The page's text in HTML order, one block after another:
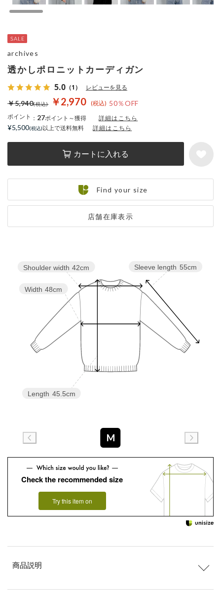
透かしポロニットカーディガン
5.0 （1） レビューを見る
￥2,970 50％OFF
￥5,940
ポイント ： 27ポイント～獲得 詳細はこちら
カートに入れる
店舗在庫表示
archives
¥5,500 以上で送料無料 詳細はこちら
Find your size
Sleeve length 55cm
Length 45.5cm
Width 48cm
Shoulder width 42cm
M
Check the recommended size
Try this item on
商品説明